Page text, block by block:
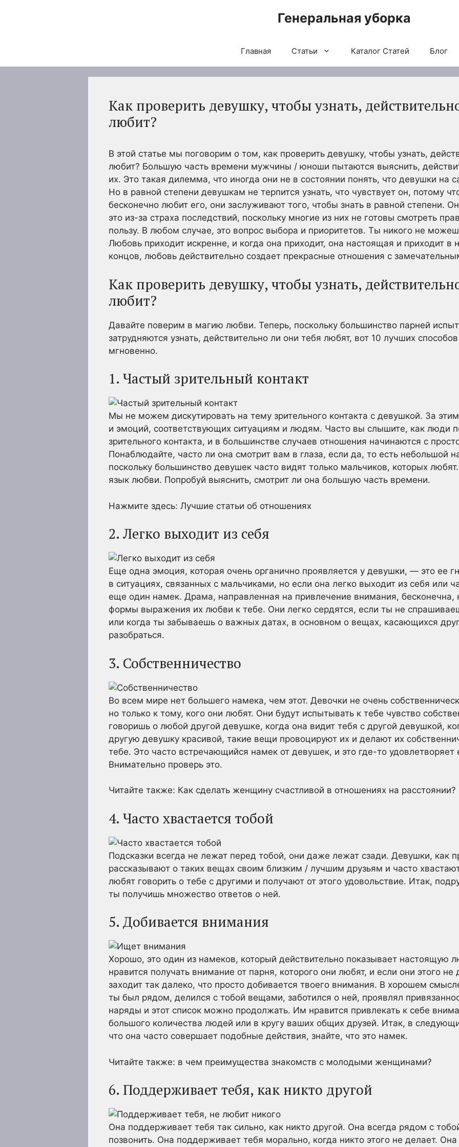
Генеральная уборка
Главная Статьи Каталог Статей Блог
Как проверить девушку, чтобы узнать,
любит?
В этой статье мы поговорим о том, как проверить девушку, чтобы узнать,
любит? Большую часть времени мужчины / юноши пытаются выяснить,
их. Это такая дилемма, что иногда они не в состоянии понять, что девушки на
Но в равной степени девушкам не терпится узнать, что чувствует он, потому
бесконечно любит его, они заслуживают того, чтобы знать в равной степени.
это из-за страха последствий, поскольку многие из них не готовы смотреть
пользу. В любом случае, это вопрос выбора и приоритетов. Ты никого не
Любовь приходит искренне, и когда она приходит, она настоящая и приходит
концов, любовь действительно создает прекрасные отношения с
Как проверить девушку, чтобы узнать,
любит?
Давайте поверим в магию любви. Теперь, поскольку большинство парней
затрудняются узнать, действительно ли они тебя любят, вот 10 лучших
мгновенно.
1. Частый зрительный контакт
Мы не можем дискутировать на тему зрительного контакта с девушкой. За
и эмоций, соответствующих ситуациям и людям. Часто вы слышите, как люди
зрительного контакта, и в большинстве случаев отношения начинаются с
Понаблюдайте, часто ли она смотрит вам в глаза, если да, то есть небольшой
поскольку большинство девушек часто видят только мальчиков, которых
язык любви. Попробуй выяснить, смотрит ли она большую часть времени.
Нажмите здесь: Лучшие статьи об отношениях
2. Легко выходит из себя
Еще одна эмоция, которая очень органично проявляется у девушки, — это ее
в ситуациях, связанных с мальчиками, но если она легко выходит из себя или
еще один намек. Драма, направленная на привлечение внимания, бесконечна,
формы выражения их любви к тебе. Они легко сердятся, если ты не
или когда ты забываешь о важных датах, в основном о вещах, касающихся
разобраться.
3. Собственничество
Во всем мире нет большего намека, чем этот. Девочки не очень
но только к тому, кого они любят. Они будут испытывать к тебе чувство
говоришь о любой другой девушке, когда она видит тебя с другой девушкой,
другую девушку красивой, такие вещи провоцируют их и делают их
тебе. Это часто встречающийся намек от девушек, и это где-то
Внимательно проверь это.
Читайте также: Как сделать женщину счастливой в отношениях на расстоянии?
4. Часто хвастается тобой
Подсказки всегда не лежат перед тобой, они даже лежат сзади. Девушки, как
рассказывают о таких вещах своим близким / лучшим друзьям и часто
любят говорить о тебе с другими и получают от этого удовольствие. Итак,
ты получишь множество ответов о ней.
5. Добивается внимания
Хорошо, это один из намеков, который действительно показывает настоящую
нравится получать внимание от парня, которого они любят, и если они этого
заходит так далеко, что просто добивается твоего внимания. В хорошем
ты был рядом, делился с тобой вещами, заботился о ней, проявлял
наряды и этот список можно продолжать. Им нравится привлекать к себе
большого количества людей или в кругу ваших общих друзей. Итак, в
что она часто совершает подобные действия, знайте, что это намек.
Читайте также: в чем преимущества знакомств с молодыми женщинами?
6. Поддерживает тебя, как никто другой
Она поддерживает тебя так сильно, как никто другой. Она всегда рядом с
позвонить. Она поддерживает тебя морально, когда никто этого не делает.